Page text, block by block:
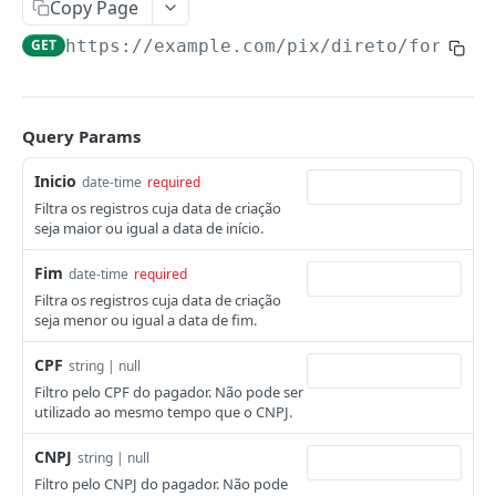
Consultar o status da solicitação de
GET
Obter assinatura
Cadastrar certificado POST
Excluir assinatura
Token
Boletos
Emitir e registro do boleto na CIP.
Realizar a busca de boletos gerados a partir de
uma série de filtros.
Obter detalhe do boleto pelo código de
identificação.
GET
Obter detalhe do boleto pelo campo nosso
numero
GET
Obter boleto imprimível pelo código de
identificação.
Obter boleto imprimível pelo campo nosso
API EMISSÃO DE BOLETO COM FAIXAS DE
DESCONTO
Emissão de boleto
Emissão de boleto com faixas de desconto
BoletosHibridos
Emissão de boleto híbrido
Listagem de boletos híbridos
API BOLETO HÍBRIDO - WEBHOOK
Copy Page
GET https://example.com/pix/direto/
Query Params
Inicio date-time required
Filtra os registros cuja data de criação
seja maior ou igual a data de início.
Fim date-time required
Filtra os registros cuja data de criação
seja menor ou igual a data de fim.
CPF string | null
Filtro pelo CPF do pagador. Não pode ser
utilizado ao mesmo tempo que o CNPJ.
CNPJ string | null
Filtro pelo CNPJ do pagador. Não pode